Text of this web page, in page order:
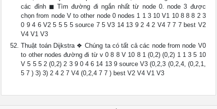
các đỉnh ◼ Tìm đường đi ngắn nhất từ node 0. node 3 được
chọn from node V to other node 0 nodes 1 1 3 10 V1 10 8 8 8 2 3
0 9 4 6 V2 5 5 5 5 source 7 5 V3 14 13 9 2 4 2 V4 7 7 7 best V2
V4 V1 V3
Thuật toán Dijkstra ❖ Chúng ta có tất cả các node from node V0
to other nodes đường đi từ v 0 8 8 V 10 8 1 (0,2) (0,2) 1 1 3 5 10
V 5 5 5 2 (0,2) 2 3 9 0 4 6 14 13 9 source V3 (0,2,3 (0,2,4, (0,2,1,
5 7 ) 3) 3) 2 4 2 7 V4 (0,2,4 7 7 ) best V2 V4 V1 V3